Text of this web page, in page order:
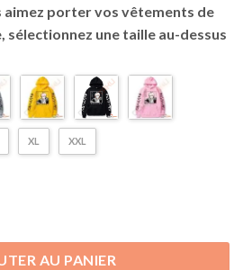
aimez porter vos vêtements de
sélectionnez une taille au-dessus
XL XXL
AU PANIER